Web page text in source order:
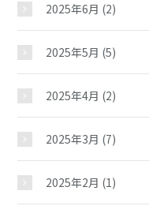
2025年6月 (2)
2025年5月 (5)
2025年4月 (2)
2025年3月 (7)
2025年2月 (1)